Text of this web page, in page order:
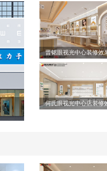
晋铭眼视光中心装修效
何氏眼视光中心店装修